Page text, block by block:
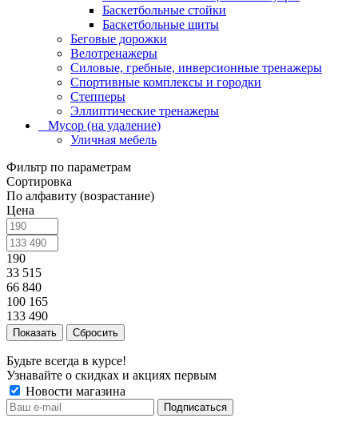
Баскетбольные стойки
Баскетбольные щиты
Беговые дорожки
Велотренажеры
Силовые, гребные, инверсионные тренажеры
Спортивные комплексы и городки
Степперы
Эллиптические тренажеры
_ Мусор (на удаление)
Уличная мебель
Фильтр по параметрам
Сортировка
По алфавиту (возрастание)
Цена
190
33 515
66 840
100 165
133 490
Сбросить
Будьте всегда в курсе!
Узнавайте о скидках и акциях первым
Новости магазина